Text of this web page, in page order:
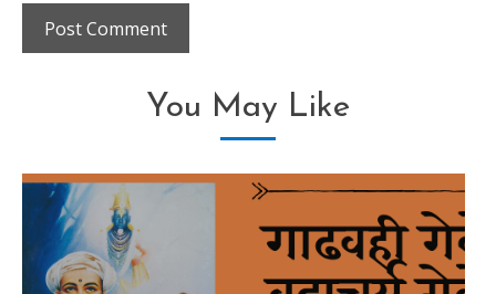
You May Like